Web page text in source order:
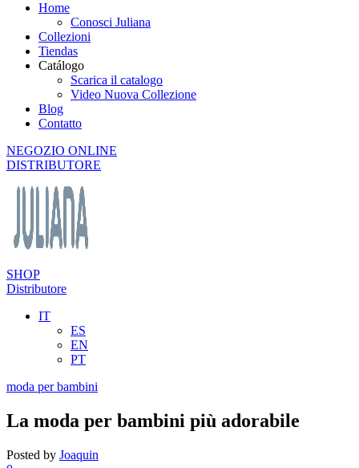
Home
Conosci Juliana
Collezioni
Tiendas
Catálogo
Scarica il catalogo
Video Nuova Collezione
Blog
Contatto
NEGOZIO ONLINE
DISTRIBUTORE
SHOP
Distributore
IT
ES
EN
PT
moda per bambini
La moda per bambini più adorabile
Posted by Joaquin